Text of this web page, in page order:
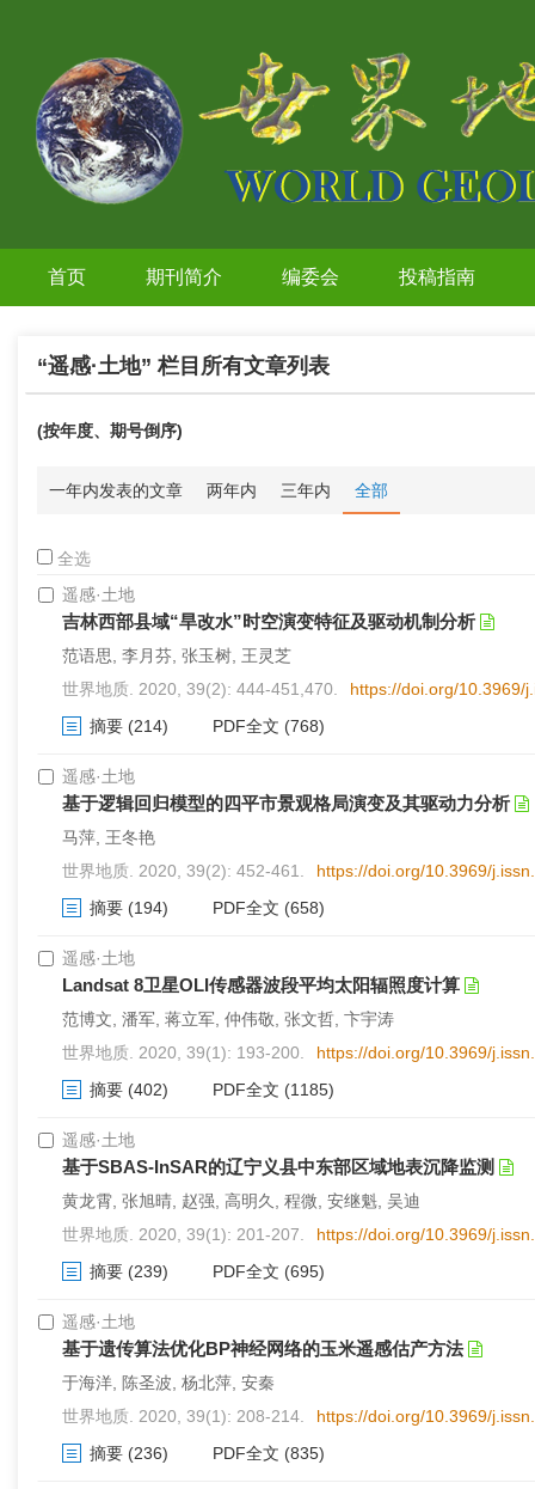
首页 期刊简介 编委会 投稿指南
“遥感·土地” 栏目所有文章列表
(按年度、期号倒序)
一年内发表的文章 两年内 三年内 全部
全选
遥感·土地
吉林西部县域“旱改水”时空演变特征及驱动机制分析
范语思, 李月芬, 张玉树, 王灵芝
世界地质. 2020, 39(2): 444-451,470.
https://doi.org/10.3969/
摘要 (214) PDF全文 (768)
遥感·土地
基于逻辑回归模型的四平市景观格局演变及其驱动力分析
马萍, 王冬艳
世界地质. 2020, 39(2): 452-461.
https://doi.org/10.3969/
摘要 (194) PDF全文 (658)
遥感·土地
Landsat 8卫星OLI传感器波段平均太阳辐照度计算
范博文, 潘军, 蒋立军, 仲伟敬, 张文哲, 卞宇涛
世界地质. 2020, 39(1): 193-200.
https://doi.org/10.3969/
摘要 (402) PDF全文 (1185)
遥感·土地
基于SBAS-InSAR的辽宁义县中东部区域地表沉降监测
黄龙霄, 张旭晴, 赵强, 高明久, 程微, 安继魁, 吴迪
世界地质. 2020, 39(1): 201-207.
https://doi.org/10.3969/
摘要 (239) PDF全文 (695)
遥感·土地
基于遗传算法优化BP神经网络的玉米遥感估产方法
于海洋, 陈圣波, 杨北萍, 安秦
世界地质. 2020, 39(1): 208-214.
https://doi.org/10.3969/
摘要 (236) PDF全文 (835)